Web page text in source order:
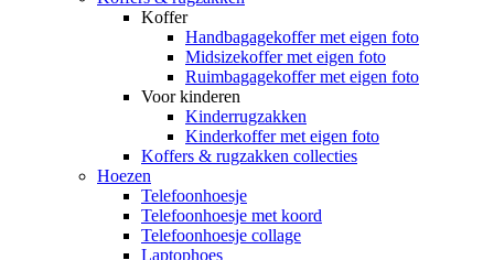
Koffer
Handbagagekoffer met eigen foto
Midsizekoffer met eigen foto
Ruimbagagekoffer met eigen foto
Voor kinderen
Kinderrugzakken
Kinderkoffer met eigen foto
Koffers & rugzakken collecties
Hoezen
Telefoonhoesje
Telefoonhoesje met koord
Telefoonhoesje collage
Laptophoes